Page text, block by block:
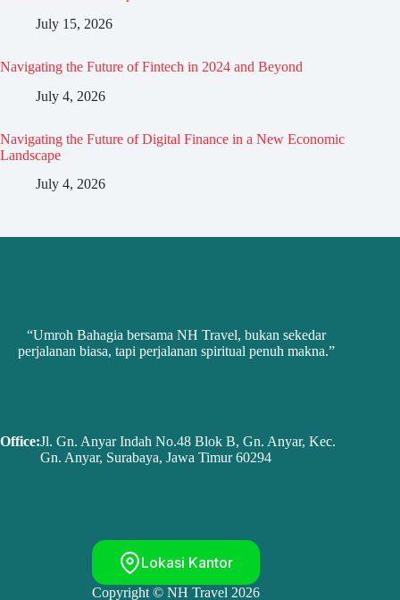
July 15, 2026
Navigating the Future of Fintech in 2024 and Beyond
July 4, 2026
Navigating the Future of Digital Finance in a New Economic
Landscape
July 4, 2026
“Umroh Bahagia bersama NH Travel, bukan sekedar
perjalanan biasa, tapi perjalanan spiritual penuh makna.”
Office:Jl. Gn. Anyar Indah No.48 Blok B, Gn. Anyar, Kec.
Gn. Anyar, Surabaya, Jawa Timur 60294
Lokasi Kantor
Copyright © NH Travel 2026